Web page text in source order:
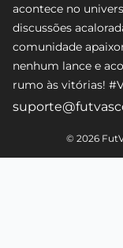
acontece no
discussões
comunidade
nenhum lance e
rumo às vitórias!
© 2026